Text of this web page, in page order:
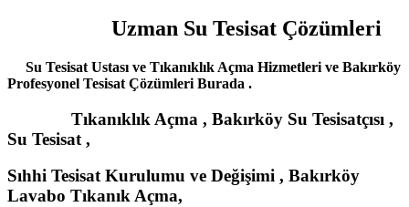
Uzman Su Tesisat Çözümleri
Su Tesisat Ustası ve Tıkanıklık Açma Hizmetleri ve Bakırköy
Profesyonel Tesisat Çözümleri Burada .
Tıkanıklık Açma , Bakırköy Su Tesisatçısı ,
Su Tesisat ,
Sıhhi Tesisat Kurulumu ve Değişimi , Bakırköy
Lavabo Tıkanık Açma,